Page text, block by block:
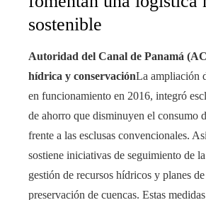
sostenible
Autoridad del Canal de Panamá
hídrica y conservaciónLa ampliación
en funcionamiento en 2016, integró
de ahorro que disminuyen el consumo
frente a las esclusas convencionales.
sostiene iniciativas de seguimiento de
gestión de recursos hídricos y planes
preservación de cuencas. Estas